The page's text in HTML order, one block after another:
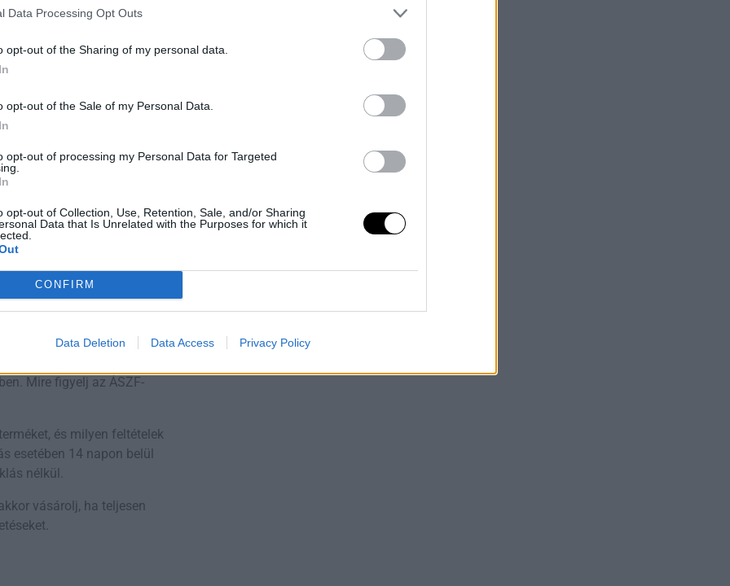
Data Processing Opt Outs
opt-out of the Sharing of my personal data.
opt-out of the Sale of my Personal Data.
opt-out of processing my Personal Data for Targeted
opt-out of Collection, Use, Retention, Sale, and/or Sharing
Data that Is Unrelated with the Purposes for which it
CONFIRM
Data Deletion Data Access Privacy Policy
vagy
Miért gyanús, ha
ellenőrizni a termék
a pénzed.
mert ezek
ha valami nem
akkor fizetsz, amikor a
válaszd az előre
feltételek, ami
Mire figyelj az ÁSZF-
és milyen feltételek
esetében 14 napon belül
nélkül.
vásárolj, ha teljesen